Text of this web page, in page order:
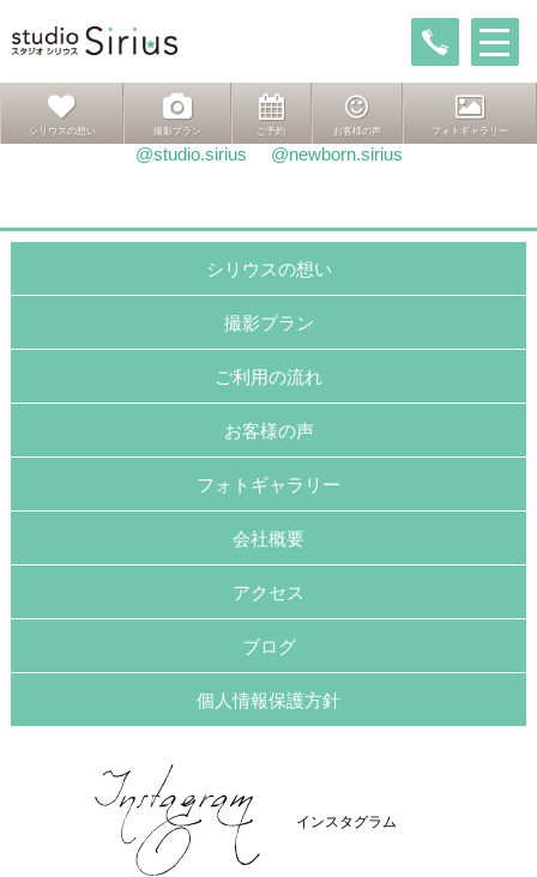
シリウスの想い 撮影プラン ご予約 お客様の声 フォトギャラリー
稿
ー
の
稿:
次ページへ 次
入園おめでとう
インスタグラムはこちら
@studio.sirius
@newborn.sirius
シリウスの想い
撮影プラン
ご利用の流れ
お客様の声
フォトギャラリー
会社概要
アクセス
ブログ
個人情報保護方針
インスタグラム